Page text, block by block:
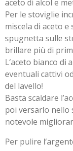
aceto di alcol e
Per le stoviglie
miscela di aceto
spugnetta sulle
brillare più di
L’aceto bianco di
eventuali cattivi
del lavello!
Basta scaldare
poi versarlo nello
notevole
Per pulire